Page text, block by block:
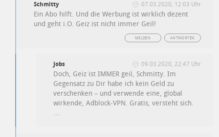
Schmitty 07.03.2020, 12:03 Uhr
Ein Abo hilft. Und die Werbung ist wirklich dezent
und geht i.O. Geiz ist nicht immer Geil!
ANTWORTEN
MELDEN
Jobs 09.03.2020, 22:47 Uhr
Doch, Geiz ist IMMER geil, Schmitty. Im
Gegensatz zu Dir habe ich kein Geld zu
verschenken – und verwende eine, global
wirkende, Adblock-VPN. Gratis, versteht sich.
…